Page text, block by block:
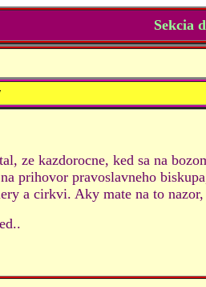
Sekcia
ze kazdorocne, ked sa na
prihovor pravoslavneho
a cirkvi. Aky mate na to